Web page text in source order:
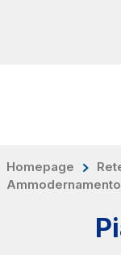
Rete
Lavora
Info
Homepage
Ammodernamento